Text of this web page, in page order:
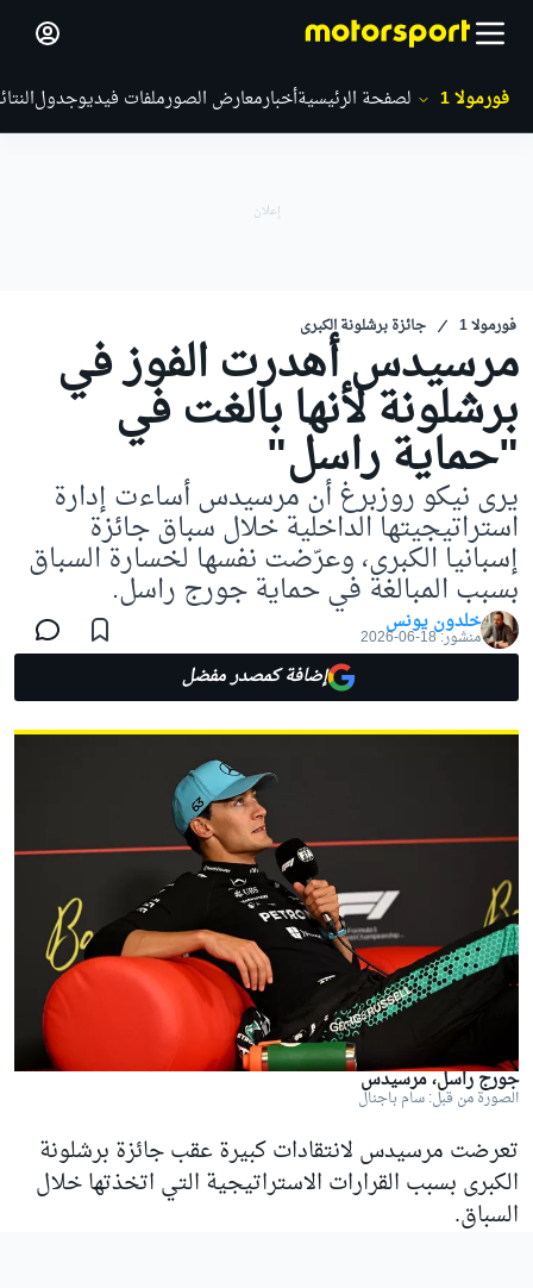
فورمولا 1 الصفحة الرئيسيةأخبارمعارض الصورملفات فيديوجدول
فورمولا 1 جائزة برشلونة الكبرى
مرسيدس أهدرت الفوز في
برشلونة لأنها بالغت في
"حماية راسل"
يرى نيكو روزبرغ أن مرسيدس أساءت إدارة
استراتيجيتها الداخلية خلال سباق جائزة
إسبانيا الكبرى، وعرّضت نفسها لخسارة السباق
بسبب المبالغة في حماية جورج راسل.
خلدون يونس
منشور:18-06-2026
إضافة كمصدر مفضل
جورج راسل، مرسيدس
الصورة من قبل: سام باجنال
تعرضت مرسيدس لانتقادات كبيرة عقب جائزة برشلونة
الكبرى بسبب القرارات الاستراتيجية التي اتخذتها خلال
السباق.